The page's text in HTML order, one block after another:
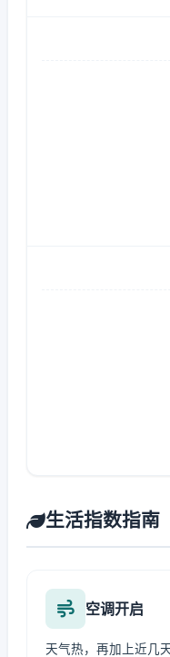
生活指数指南
空调开启
天气热，再加上近几